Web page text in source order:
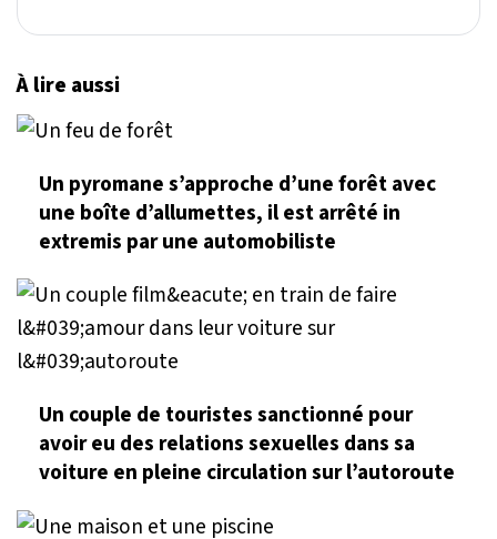
À lire aussi
Un pyromane s’approche d’une forêt avec
une boîte d’allumettes, il est arrêté in
extremis par une automobiliste
Un couple de touristes sanctionné pour
avoir eu des relations sexuelles dans sa
voiture en pleine circulation sur l’autoroute